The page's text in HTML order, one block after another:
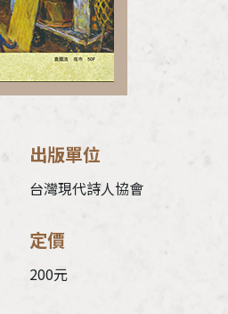
出版單位
台灣現代詩人協會
定價
200元